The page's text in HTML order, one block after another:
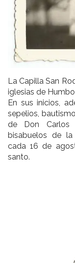
La Capilla San
iglesias de
En sus inicios,
sepelios,
de Don Carlos
bisabuelos de la
cada 16 de
santo.